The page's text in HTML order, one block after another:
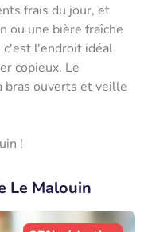
frais du jour, et
ou une bière fraîche
c'est l'endroit idéal
copieux. Le
bras ouverts et veille
!
Le Malouin